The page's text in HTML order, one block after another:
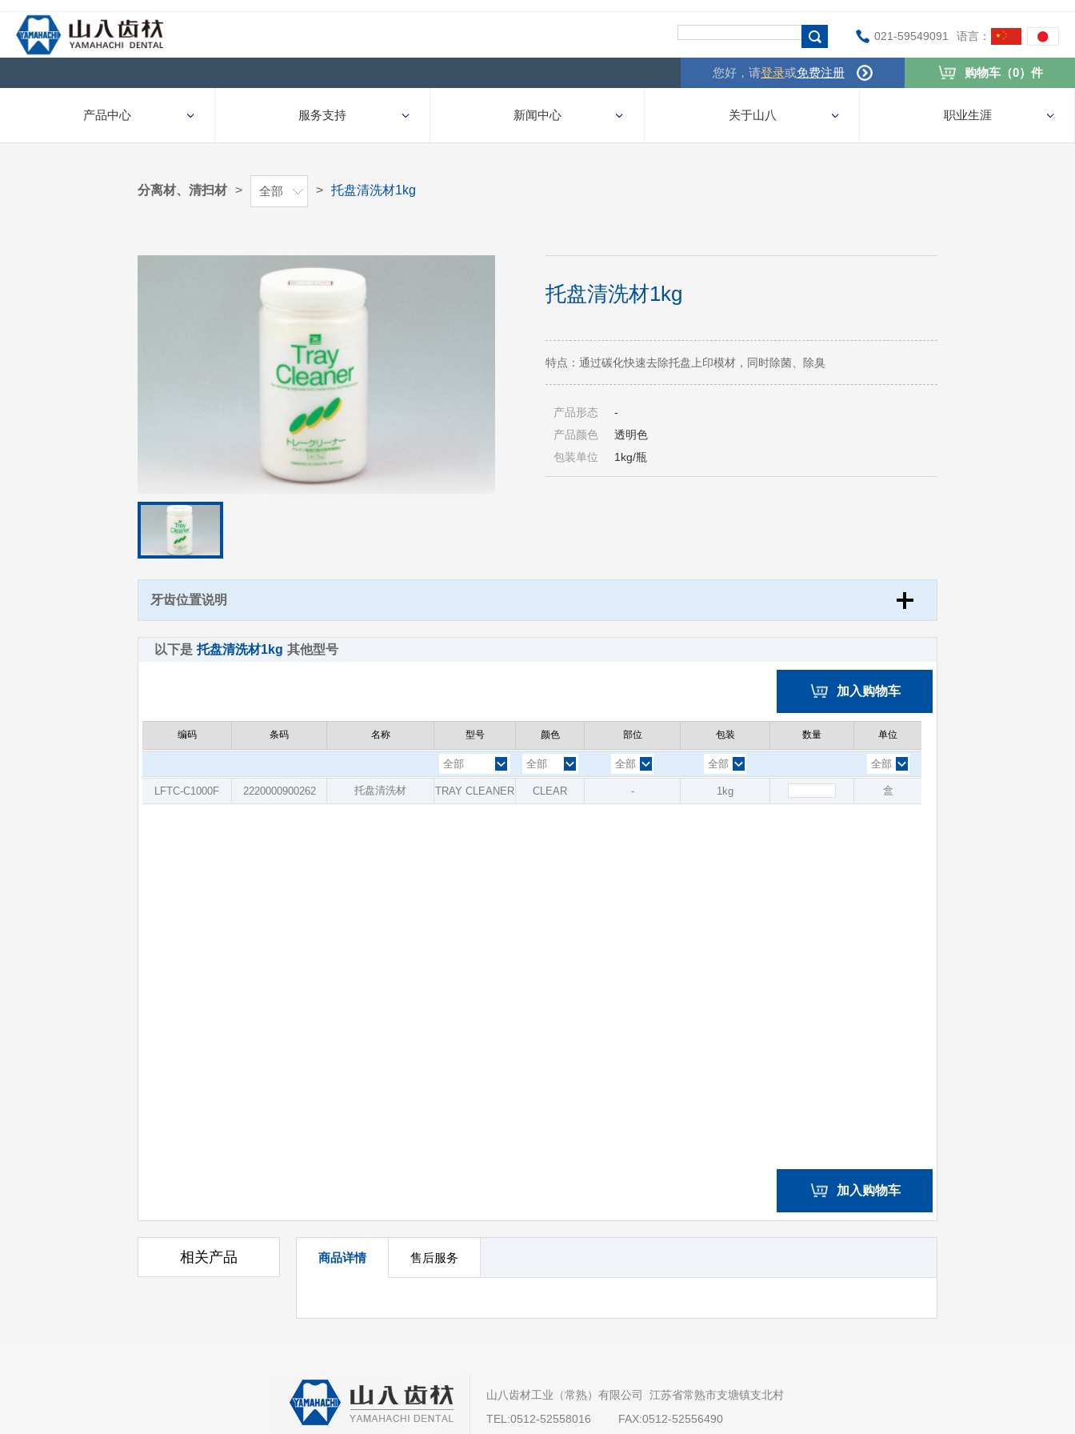
021-59549091 语言：
购物车（0）件
您好，请登录或免费注册
产品中心 服务支持 新闻中心 关于山八 职业生涯
分离材、清扫材 > 全部 > 托盘清洗材1kg
托盘清洗材1kg
特点：通过碳化快速去除托盘上印模材，同时除菌、除臭
产品形态
-
产品颜色
透明色
包装单位
1kg/瓶
牙齿位置说明
以下是 托盘清洗材1kg 其他型号
加入购物车
编码 条码 名称 型号 颜色 部位 包装 数量 单位
全部 全部 全部 全部 全部
LFTC-C1000F 2220000900262 托盘清洗材 TRAY CLEANER CLEAR - 1kg 盒
加入购物车
相关产品 商品详情 售后服务
山八齿材工业（常熟）有限公司 江苏省常熟市支塘镇支北村
TEL:0512-52558016
FAX:0512-52556490